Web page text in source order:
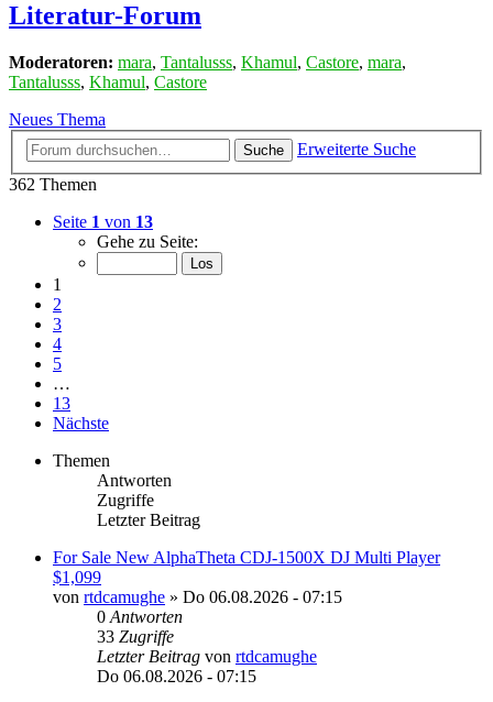
Literatur-Forum
Moderatoren: mara, Tantalusss, Khamul, Castore, mara,
Tantalusss, Khamul, Castore
Neues Thema
Suche
Erweiterte Suche
362 Themen
Seite 1 von 13
Gehe zu Seite:
1
2
3
4
5
…
13
Nächste
Themen
Antworten
Zugriffe
Letzter Beitrag
For Sale New AlphaTheta CDJ-1500X DJ Multi Player
$1,099
von rtdcamughe » Do 06.08.2026 - 07:15
0 Antworten
33 Zugriffe
Letzter Beitrag von rtdcamughe
Do 06.08.2026 - 07:15